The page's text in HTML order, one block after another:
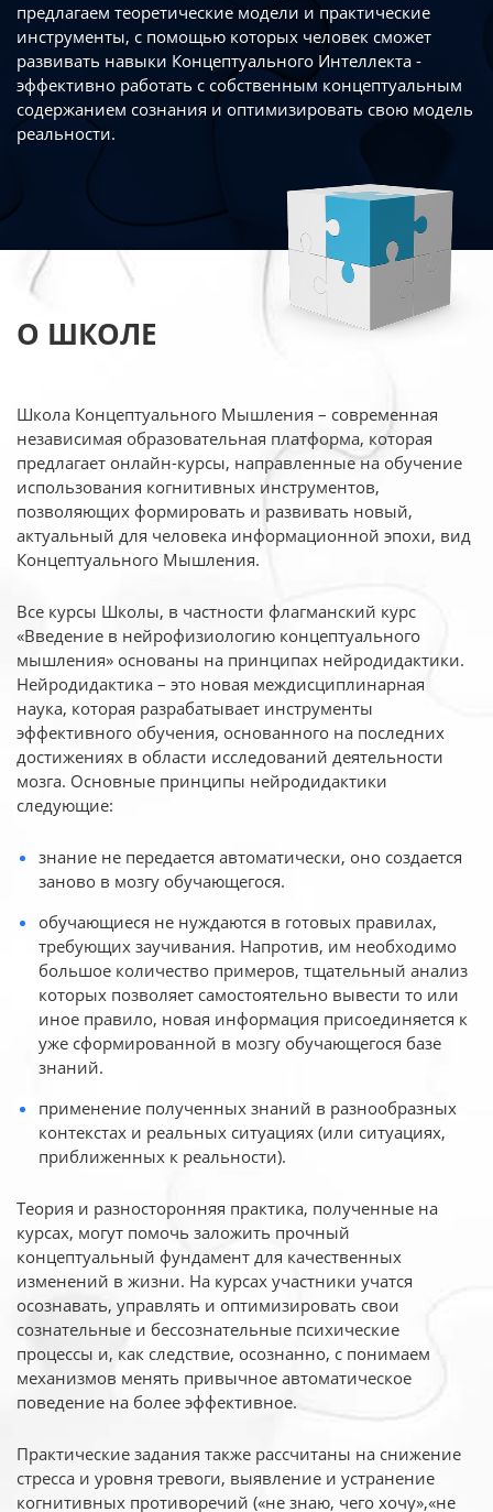
предлагаем теоретические модели и практические
инструменты, с помощью которых человек сможет
развивать навыки Концептуального Интеллекта -
эффективно работать с собственным концептуальным
содержанием сознания и оптимизировать свою модель
реальности.
О ШКОЛЕ
Школа Концептуального Мышления – современная
независимая образовательная платформа, которая
предлагает онлайн-курсы, направленные на обучение
использования когнитивных инструментов,
позволяющих формировать и развивать новый,
актуальный для человека информационной эпохи, вид
Концептуального Мышления.
Все курсы Школы, в частности флагманский курс
«Введение в нейрофизиологию концептуального
мышления» основаны на принципах нейродидактики.
Нейродидактика – это новая междисциплинарная
наука, которая разрабатывает инструменты
эффективного обучения, основанного на последних
достижениях в области исследований деятельности
мозга. Основные принципы нейродидактики
следующие:
знание не передается автоматически, оно создается
заново в мозгу обучающегося.
обучающиеся не нуждаются в готовых правилах,
требующих заучивания. Напротив, им необходимо
большое количество примеров, тщательный анализ
которых позволяет самостоятельно вывести то или
иное правило, новая информация присоединяется к
уже сформированной в мозгу обучающегося базе
знаний.
применение полученных знаний в разнообразных
контекстах и реальных ситуациях (или ситуациях,
приближенных к реальности).
Теория и разносторонняя практика, полученные на
курсах, могут помочь заложить прочный
концептуальный фундамент для качественных
изменений в жизни. На курсах участники учатся
осознавать, управлять и оптимизировать свои
сознательные и бессознательные психические
процессы и, как следствие, осознанно, с понимаем
механизмов менять привычное автоматическое
поведение на более эффективное.
Практические задания также рассчитаны на снижение
стресса и уровня тревоги, выявление и устранение
когнитивных противоречий («не знаю, чего хочу»,«не